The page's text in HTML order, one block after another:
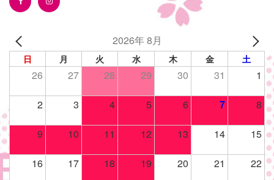
2026年 8月
日 月 火 水 木 金 土
26 27 28 29 30 31 1
2 3 4 5 6 7 8
9 10 11 12 13 14 15
16 17 18 19 20 21 22